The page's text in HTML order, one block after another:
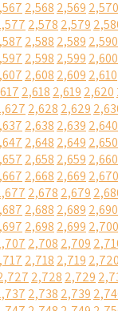
2,568 2,569 2,570
2,578 2,579
2,588 2,589 2,590
2,598 2,599 2,600
2,608 2,609 2,610
2,618 2,619 2,620
2,628 2,629
2,638 2,639 2,640
2,648 2,649 2,650
2,658 2,659 2,660
2,668 2,669 2,670
2,678 2,679
2,688 2,689 2,690
2,698 2,699 2,700
2,708 2,709
2,718 2,719 2,720
2,728 2,729
2,738 2,739